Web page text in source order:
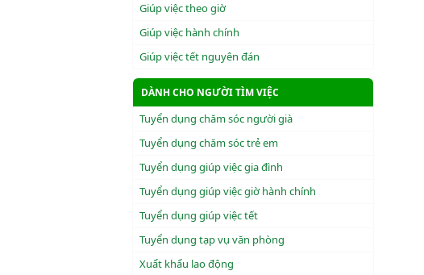
Giúp việc theo giờ
Giúp việc hành chính
Giúp việc tết nguyên đán
DÀNH CHO NGƯỜI TÌM VIỆC
Tuyển dụng chăm sóc người già
Tuyển dụng chăm sóc trẻ em
Tuyển dụng giúp việc gia đình
Tuyển dụng giúp việc giờ hành chính
Tuyển dụng giúp việc tết
Tuyển dụng tạp vụ văn phòng
Xuẩt khẩu lao động